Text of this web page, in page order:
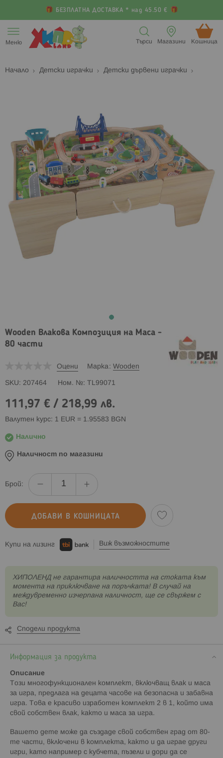
БЕЗПЛАТНА ДОСТАВКА * над 45.50 €
към
съдържанието
Меню Кошница (
Магазини
Търси
Начало Детски играчки Детски дървени играчки
изображенията
Wooden Влакова Композиция на Маса -
80 части
Оцени Марка Wooden
SKU 207464 Ном. № TL99071
111,97 € / 218,99 лв.
Валутен курс: 1 EUR = 1.95583 BGN
Налично
Наличност по магазини
Брой:
ДОБАВИ В КОШНИЦАТА
Купи на лизинг Виж възможностите
XИПОЛЕНД не гарантира наличността на стоката към
момента на приключване на поръчката! В случай на
междувременно изчерпана наличност, ще се свържем с
Вас!
Сподели продукта
Информация за продукта
Описание
Този многофункционален комплект, включващ влак и маса
за игра, предлага на децата часове на безопасна и забавна
игра. Това е красиво изработен комплект 2 в 1, който има
свой собствен влак, както и маса за игра.
Вашето дете може да създаде свой собствен град от 80-
те части, включени в комплекта, както и да играе други
игри, като например с кубчета, пъзели и дори да се